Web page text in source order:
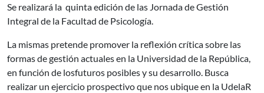
Se realizará la quinta edición de las Jornada de Gestión
Integral de la Facultad de Psicología.
La mismas pretende promover la reflexión crítica sobre las
formas de gestión actuales en la Universidad de la República,
en función de losfuturos posibles y su desarrollo. Busca
realizar un ejercicio prospectivo que nos ubique en la UdelaR